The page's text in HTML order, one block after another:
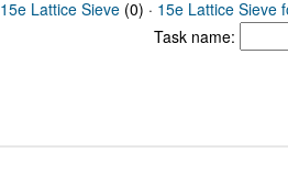
15e Lattice Sieve (0) · 15e Lattice Sieve
Task name: